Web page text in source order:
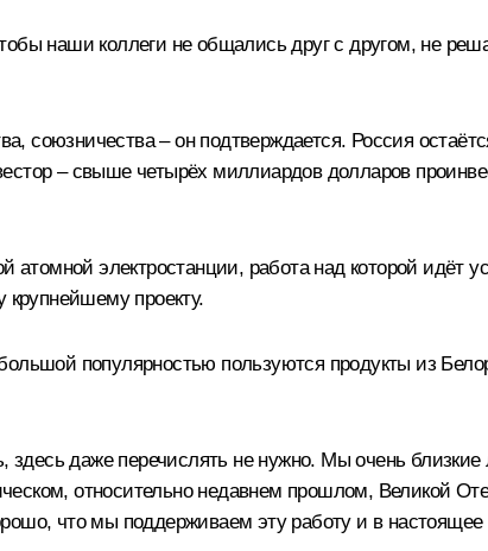
наши коллеги не общались друг с другом, не
союзничества – он подтверждается. Россия
– свыше четырёх миллиардов долларов
атомной электростанции, работа над которой идёт
крупнейшему проекту.
популярностью пользуются продукты из
здесь даже перечислять не нужно. Мы очень
относительно недавнем прошлом, Великой
что мы поддерживаем эту работу и в